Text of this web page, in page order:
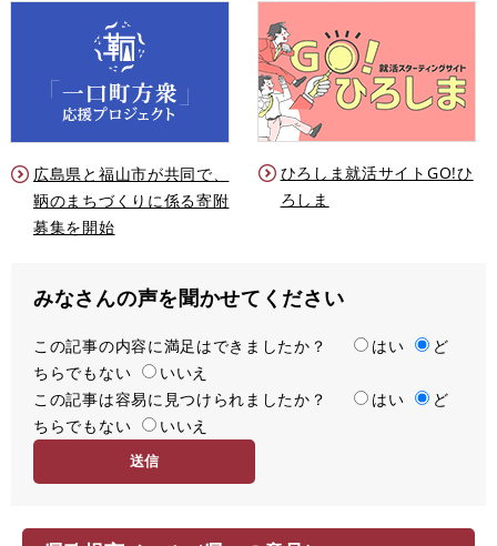
広島県と福山市が共同で、
鞆のまちづくりに係る寄附
募集を開始
ひろしま就活サイトGO!ひ
ろしま
みなさんの声を聞かせてください
満
足
度
この記事の内容に満足はできましたか？ はい
ど
ちらでもない
いいえ
容
易
この記事は容易に見つけられましたか？ はい
ど
ちらでもない
いいえ